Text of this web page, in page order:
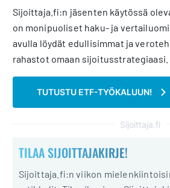
Sijoittaja.fi:n jäsenten käytössä
on monipuoliset haku- ja
avulla löydät edullisimmat ja
rahastot omaan sijoitusstrategiaasi.
TUTUSTU ETF-TYÖKALUUN!
Sijoittaja.fi
TILAA SIJOITTAJAKIRJE!
Sijoittaja.fi:n viikon